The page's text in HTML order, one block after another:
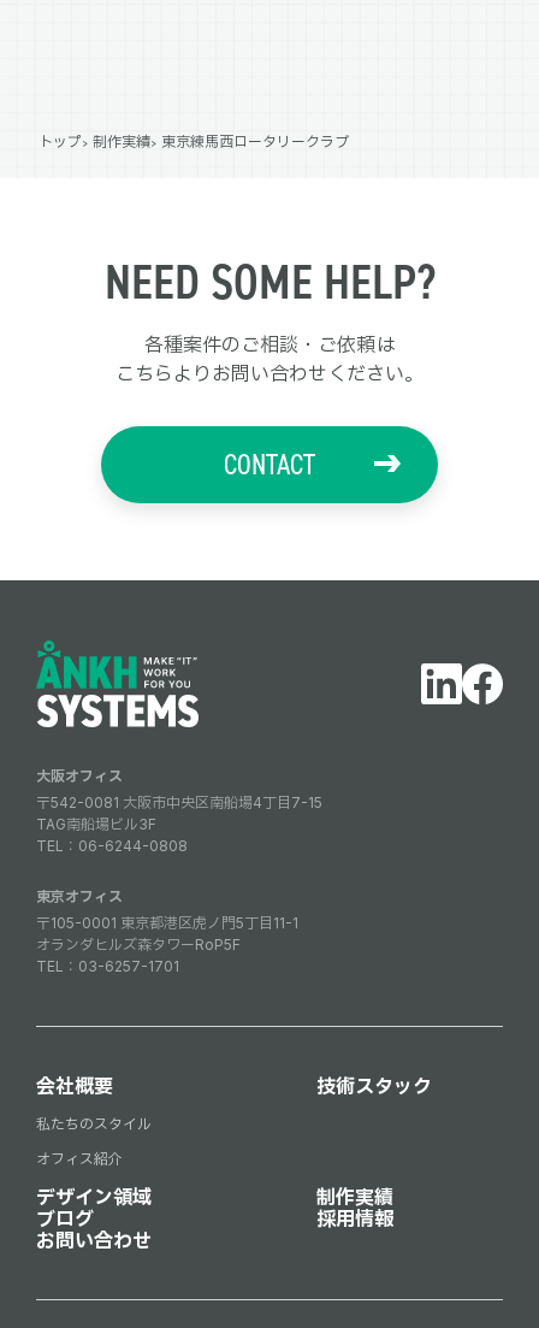
トップ 制作実績 東京練馬西ロータリークラブ
NEED SOME HELP?
各種案件のご相談・ご依頼は
こちらよりお問い合わせください。
CONTACT
大阪オフィス
〒542-0081 大阪市中央区南船場4丁目7-15
TAG南船場ビル3F
TEL： 06-6244-0808
東京オフィス
〒105-0001 東京都港区虎ノ門5丁目11-1
オランダヒルズ森タワーRoP5F
TEL： 03-6257-1701
会社概要
私たちのスタイル
オフィス紹介
技術スタック
デザイン領域
制作実績
ブログ
採用情報
お問い合わせ